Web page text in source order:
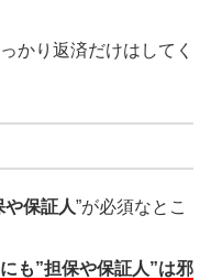
かり返済だけはしてく
や保証人”が必須なとこ
も”担保や保証人”は邪